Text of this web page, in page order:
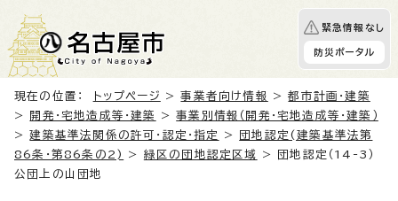
緊急情報なし
防災ポータル
現在の位置： トップページ >事業者向け情報 >都市計画・建築
>
開発・宅地造成等・建築 >事業別情報（開発・宅地造成等・建築）
>建築基準法関係の許可・認定・指定 >
団地認定(建築基準法第
86条・第86条の2)
> 緑区の団地認定区域
> 団地認定（14-3）
公団上の山団地